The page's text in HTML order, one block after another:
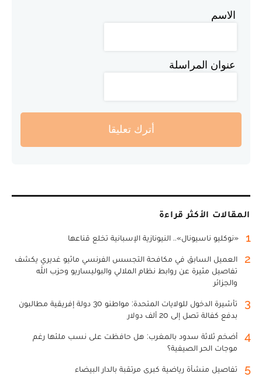
الاسم
عنوان المراسلة
أترك تعليقا
المقالات الأكثر قراءة
1 «نوكليو ناسيونال».. النيونازية الإسبانية تخلع قناعها
2
العميل السابق في مكافحة التجسس الفرنسي ماثيو غديري يكشف
تفاصيل مثيرة عن روابط نظام الملالي والبوليساريو وحزب الله
والجزائر
3
تأشيرة الدخول للولايات المتحدة: مواطنو 30 دولة إفريقية مطالبون
بدفع كفالة تصل إلى 20 ألف دولار
4
أضخم ثلاثة سدود بالمغرب: هل حافظت على نسب ملئها رغم
موجات الحر الصيفية؟
5 تفاصيل منشأة رياضية كبرى مرتقبة بالدار البيضاء